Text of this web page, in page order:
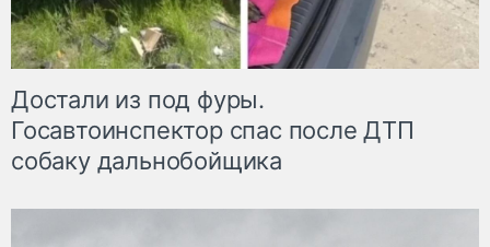
Достали из под фуры.
Госавтоинспектор спас после ДТП
собаку дальнобойщика